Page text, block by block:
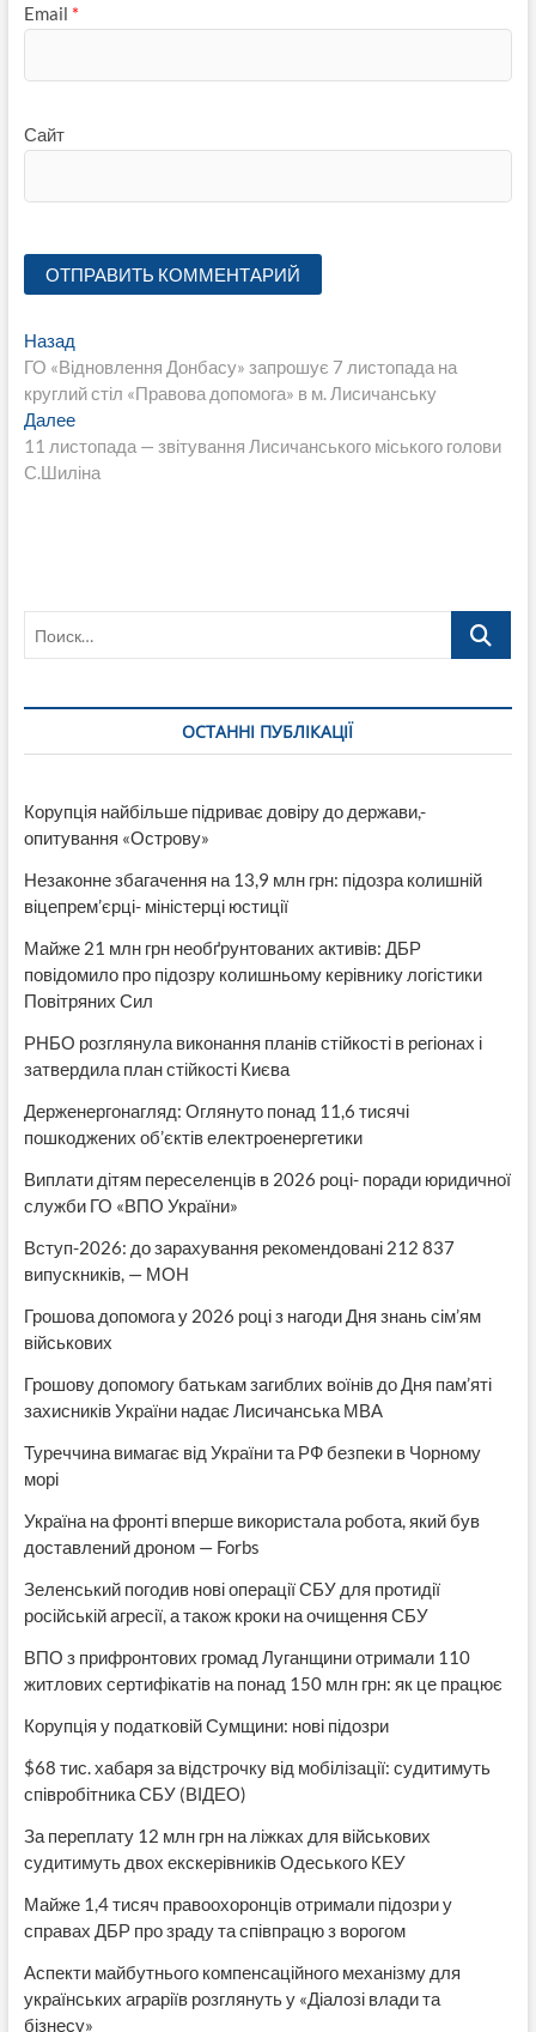
Email *
Сайт
Навигация
по
записям
НазадПредыдущая
запись:
ГО «Відновлення Донбасу» запрошує 7 листопада на
круглий стіл «Правова допомога» в м. Лисичанську
ДалееСледующая
запись:
11 листопада — звітування Лисичанського міського голови
С.Шиліна
Поиск…
ОСТАННІ ПУБЛІКАЦІЇ
Корупція найбільше підриває довіру до держави,-
опитування «Острову»
Незаконне збагачення на 13,9 млн грн: підозра колишній
віцепрем’єрці- міністерці юстиції
Майже 21 млн грн необґрунтованих активів: ДБР
повідомило про підозру колишньому керівнику логістики
Повітряних Сил
РНБО розглянула виконання планів стійкості в регіонах і
затвердила план стійкості Києва
Держенергонагляд: Оглянуто понад 11,6 тисячі
пошкоджених об’єктів електроенергетики
Виплати дітям переселенців в 2026 році- поради юридичної
служби ГО «ВПО України»
Вступ-2026: до зарахування рекомендовані 212 837
випускників, — МОН
Грошова допомога у 2026 році з нагоди Дня знань сім’ям
військових
Грошову допомогу батькам загиблих воїнів до Дня пам’яті
захисників України надає Лисичанська МВА
Туреччина вимагає від України та РФ безпеки в Чорному
морі
Україна на фронті вперше використала робота, який був
доставлений дроном — Forbs
Зеленський погодив нові операції СБУ для протидії
російській агресії, а також кроки на очищення СБУ
ВПО з прифронтових громад Луганщини отримали 110
житлових сертифікатів на понад 150 млн грн: як це працює
Корупція у податковій Сумщини: нові підозри
$68 тис. хабаря за відстрочку від мобілізації: судитимуть
співробітника СБУ (ВІДЕО)
За переплату 12 млн грн на ліжках для військових
судитимуть двох екскерівників Одеського КЕУ
Майже 1,4 тисяч правоохоронців отримали підозри у
справах ДБР про зраду та співпрацю з ворогом
Аспекти майбутнього компенсаційного механізму для
українських аграріїв розглянуть у «Діалозі влади та
бізнесу»